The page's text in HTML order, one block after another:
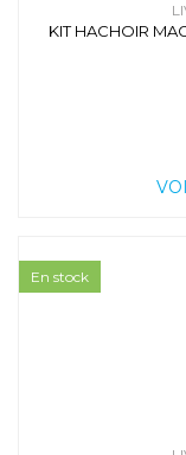
KIT HACHOIR
En stock